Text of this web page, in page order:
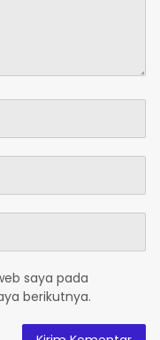
saya pada
berikutnya.